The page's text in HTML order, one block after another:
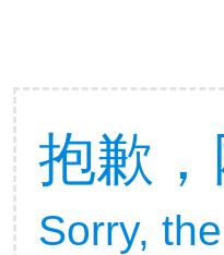
抱歉
Sorry,